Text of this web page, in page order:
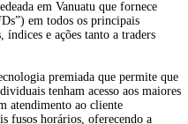
em Vanuatu que fornece
em todos os principais
e ações tanto a traders
premiada que permite que
tenham acesso aos maiores
atendimento ao cliente
fusos horários, oferecendo a